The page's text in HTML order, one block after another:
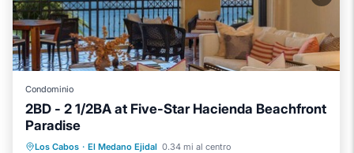
Condominio
2BD - 2 1/2BA at Five-Star Hacienda Beachfront
Paradise
Los Cabos · El Medano Ejidal 0.34 mi al centro
Frente al mar
Bañera de hidromasaje